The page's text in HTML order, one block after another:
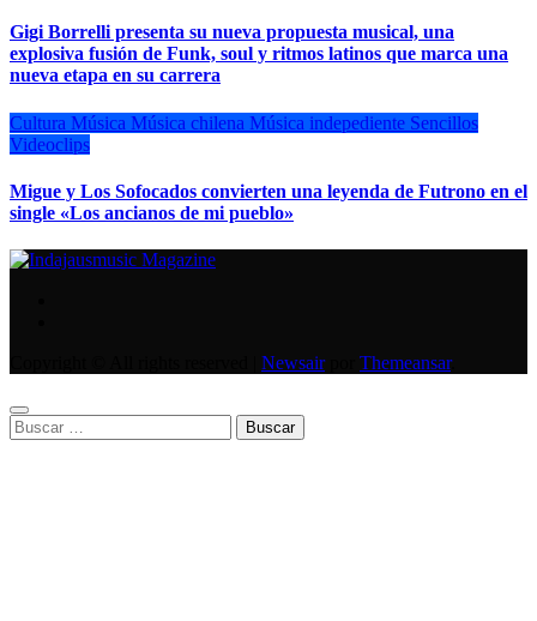
Gigi Borrelli presenta su nueva propuesta musical, una
explosiva fusión de Funk, soul y ritmos latinos que marca una
nueva etapa en su carrera
Cultura Música Música chilena Música indepediente Sencillos
Videoclips
Migue y Los Sofocados convierten una leyenda de Futrono en el
single «Los ancianos de mi pueblo»
Newsairpor Themeansar.
Buscar: